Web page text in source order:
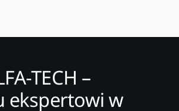
TECH –
ekspertowi w